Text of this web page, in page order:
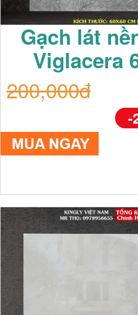
Gạch lát
Viglacera
200,000đ
-